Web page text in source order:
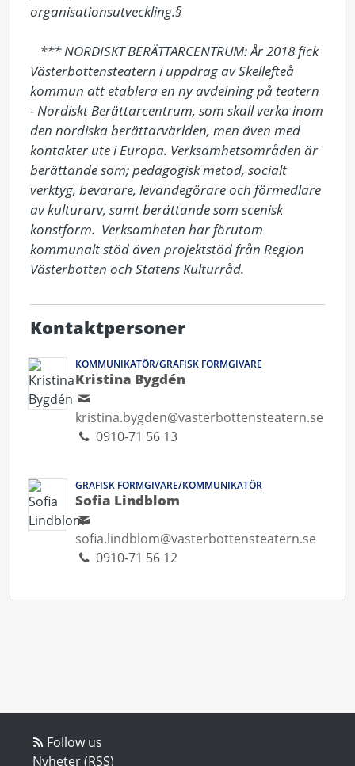
organisationsutveckling.§
Västerbottensteatern i uppdrag av Skellefteå
kommun att etablera en ny avdelning på teatern
- Nordiskt Berättarcentrum, som skall verka inom
den nordiska berättarvärlden, men även med
kontakter ute i Europa. Verksamhetsområden är
berättande som; pedagogisk metod, socialt
verktyg, bevarare, levandegörare och förmedlare
av kulturarv, samt berättande som scenisk
konstform.  Verksamheten har förutom
kommunalt stöd även projektstöd från Region
Västerbotten och Statens Kulturråd.
Kontaktpersoner
KOMMUNIKATÖR/GRAFISK FORMGIVARE
Kristina Bygdén
kristina.bygden@vasterbottensteatern.se
0910-71 56 13
GRAFISK FORMGIVARE/KOMMUNIKATÖR
Sofia Lindblom
sofia.lindblom@vasterbottensteatern.se
0910-71 56 12
Follow us
Nyheter (RSS)